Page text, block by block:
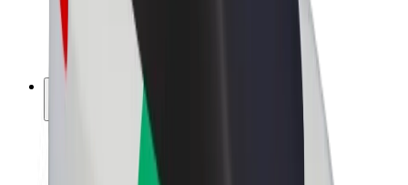
Franchises
Sobre a Bolt